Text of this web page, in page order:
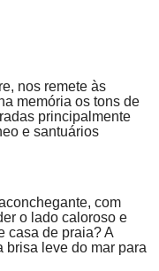
nos remete às
memória os tons de
principalmente
e santuários
com
o lado caloroso e
casa de praia? A
brisa leve do mar para